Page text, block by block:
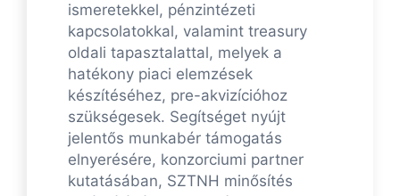
ismeretekkel, pénzintézeti
kapcsolatokkal, valamint treasury
oldali tapasztalattal, melyek a
hatékony piaci elemzések
készítéséhez, pre-akvizícióhoz
szükségesek. Segítséget nyújt
jelentős munkabér támogatás
elnyerésére, konzorciumi partner
kutatásában, SZTNH minősítés